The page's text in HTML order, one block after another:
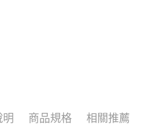
明 商品規格 相關推薦